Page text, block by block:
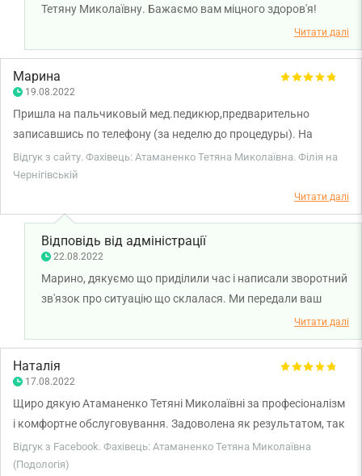
Тетяну Миколаївну. Бажаємо вам міцного здоров'я!
Читати далі
Марина
19.08.2022
Пришла на пальчиковый мед.педикюр,предварительно
записавшись по телефону (за неделю до процедуры). На
осмотре сказала что делаю тампонаду дома,и давно имею
проблему вросшего ногтя,по итогу мне сделали тампонаду,и
сказали до свидания…. По итогу я осталась виновата что не
сказала по телефону что мне нужно больше времени. Мне
срезали кутикулу очень торопясь,так как следующий клиент
уже сидел под дверью.. А я заплатила за педикюр и ещё и за
тампонаду,которую изначально не просила. Чувствую себя
обманутой,и очень неприятно.
Відгук з сайту. Фахівець: Атаманенко Тетяна Миколаївна. Філія на
Чернігівській
Читати далі
Відповідь від адміністрації
22.08.2022
Марино, дякуємо що приділили час і написали зворотний
зв'язок про ситуацію що склалася. Ми передали ваш
відгук менеджеру з якості для врегулювання цього
питання. Бажаємо міцного здоров'я!
Читати далі
Наталія
17.08.2022
Щиро дякую Атаманенко Тетяні Миколаївні за професіоналізм
і комфортне обслуговування. Задоволена як результатом, так
і тактовністю лікаря.
Відгук з Facebook. Фахівець: Атаманенко Тетяна Миколаївна
(Подологія)